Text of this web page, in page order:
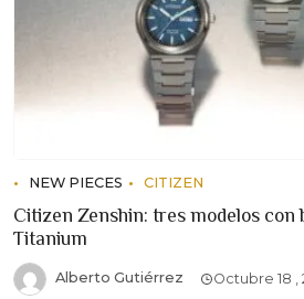
NEW PIECES CITIZEN
Citizen Zenshin: tres modelos
Titanium
Alberto Gutiérrez Octubre 18 ,